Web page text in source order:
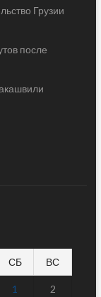
Грузии
после
СБ ВС
1 2